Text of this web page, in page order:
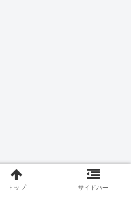
トップ サイドバー